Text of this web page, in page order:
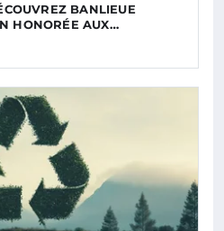
BANLIEUE
HONORÉE AUX…